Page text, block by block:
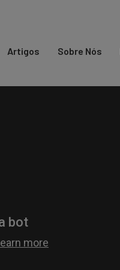
Artigos Sobre Nós